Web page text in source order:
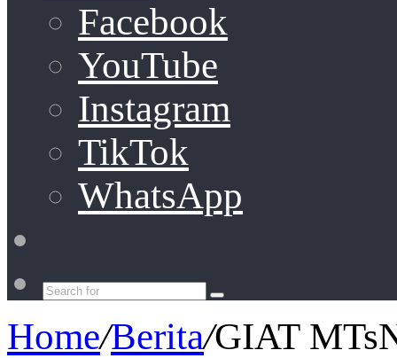
Facebook
YouTube
Instagram
TikTok
WhatsApp
Search
Home/Berita/GIAT